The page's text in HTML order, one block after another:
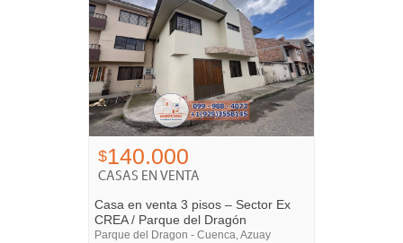
$140.000
CASAS EN VENTA
Casa en venta 3 pisos – Sector Ex
CREA / Parque del Dragón
Parque del Dragon - Cuenca, Azuay